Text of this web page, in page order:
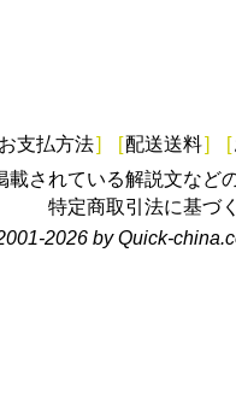
お支払方法] [配送送料] [
されている解説文など
特定商取引法に基づ
2026 by Quick-